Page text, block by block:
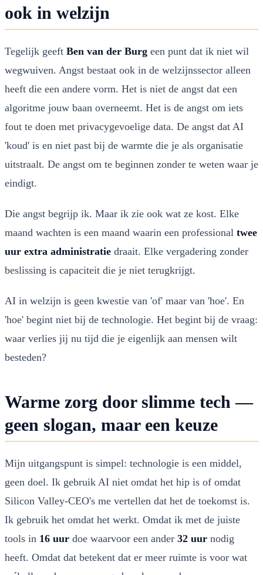
ook in welzijn
Tegelijk geeft Ben van der Burg een punt dat ik niet wil
wegwuiven. Angst bestaat ook in de welzijnssector alleen
heeft die een andere vorm. Het is niet de angst dat een
algoritme jouw baan overneemt. Het is de angst om iets
fout te doen met privacygevoelige data. De angst dat AI
'koud' is en niet past bij de warmte die je als organisatie
uitstraalt. De angst om te beginnen zonder te weten waar je
eindigt.
Die angst begrijp ik. Maar ik zie ook wat ze kost. Elke
maand wachten is een maand waarin een professional twee
uur extra administratie draait. Elke vergadering zonder
beslissing is capaciteit die je niet terugkrijgt.
AI in welzijn is geen kwestie van 'of' maar van 'hoe'. En
'hoe' begint niet bij de technologie. Het begint bij de vraag:
waar verlies jij nu tijd die je eigenlijk aan mensen wilt
besteden?
Warme zorg door slimme tech —
geen slogan, maar een keuze
Mijn uitgangspunt is simpel: technologie is een middel,
geen doel. Ik gebruik AI niet omdat het hip is of omdat
Silicon Valley-CEO's me vertellen dat het de toekomst is.
Ik gebruik het omdat het werkt. Omdat ik met de juiste
tools in 16 uur doe waarvoor een ander 32 uur nodig
heeft. Omdat dat betekent dat er meer ruimte is voor wat